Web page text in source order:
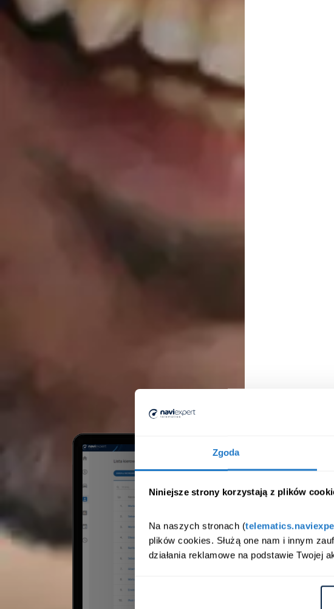
Zgoda
Niniejsze strony korzystają z plików
Na naszych stronach (
plików cookies. Służą one nam i innym
działania reklamowe na podstawie Twojej